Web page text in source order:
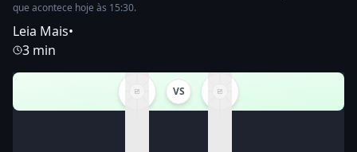
que acontece hoje às 15:30.
Leia Mais•
3 min
VS